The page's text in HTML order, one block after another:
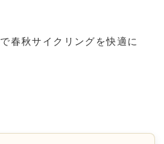
春秋サイクリングを快適に